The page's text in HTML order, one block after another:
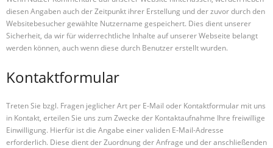
diesen Angaben auch der Zeitpunkt ihrer Erstellung und der zuvor durch den
Websitebesucher gewählte Nutzername gespeichert. Dies dient unserer
Sicherheit, da wir für widerrechtliche Inhalte auf unserer Webseite belangt
werden können, auch wenn diese durch Benutzer erstellt wurden.
Kontaktformular
Treten Sie bzgl. Fragen jeglicher Art per E-Mail oder Kontaktformular mit uns
in Kontakt, erteilen Sie uns zum Zwecke der Kontaktaufnahme Ihre freiwillige
Einwilligung. Hierfür ist die Angabe einer validen E-Mail-Adresse
erforderlich. Diese dient der Zuordnung der Anfrage und der anschließenden